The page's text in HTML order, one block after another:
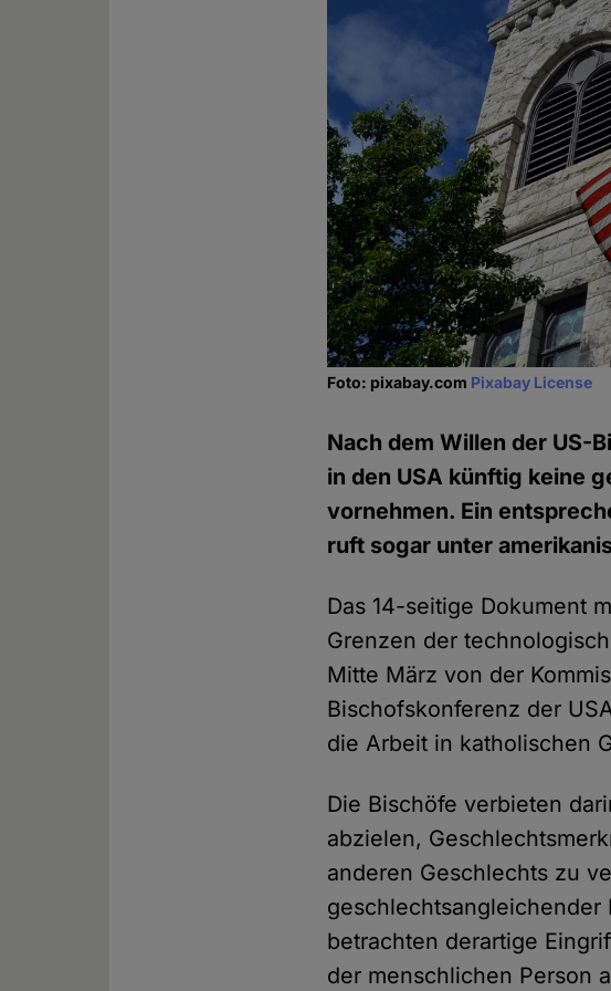
Foto: pixabay.com Pixabay License
Nach dem Willen der US-
in den USA künftig keine
vornehmen. Ein
ruft sogar unter
Das 14-seitige Dokument
Grenzen der
Mitte März von der
Bischofskonferenz der
die Arbeit in katholischen
Die Bischöfe verbieten
abzielen,
anderen Geschlechts zu
geschlechtsangleichender
betrachten derartige
der menschlichen Person